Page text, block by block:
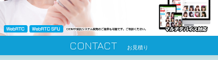
CONTACT お見積り